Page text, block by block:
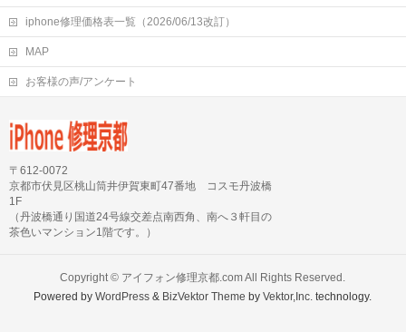
iphone修理価格表一覧（2026/06/13改訂）
MAP
お客様の声/アンケート
〒612-0072
京都市伏見区桃山筒井伊賀東町47番地 コスモ丹波橋
1F
（丹波橋通り国道24号線交差点南西角、南へ３軒目の
茶色いマンション1階です。）
Copyright © アイフォン修理京都.comAll Rights Reserved.
Powered byWordPress & BizVektor Theme byVektor,Inc. technology.